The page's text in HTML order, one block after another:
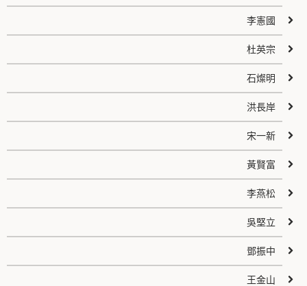
李憲國
杜英宗
石燦明
洪長岸
宋一新
黃賢富
李燕松
吳堅立
鄧振中
王金山